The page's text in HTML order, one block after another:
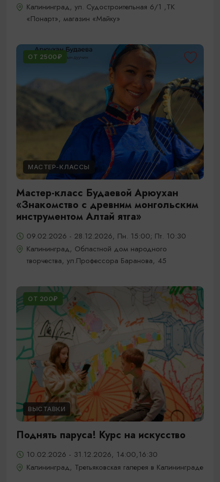
Калининград, ул. Судостроительная 6/1 ,ТК
«Понарт», магазин «Майку»
ОТ 2500₽
МАСТЕР-КЛАССЫ
Мастер-класс Будаевой Арюухан
«Знакомство с древним монгольским
инструментом Алтай ятга»
09.02.2026 - 28.12.2026, Пн. 15:00; Пт. 10:30
Калининград, Областной дом народного
творчества, ул.Профессора Баранова, 45
ОТ 200₽
ВЫСТАВКИ
Поднять паруса! Курс на искусство
10.02.2026 - 31.12.2026, 14:00,16:30
Калининград, Третьяковская галерея в Калининграде